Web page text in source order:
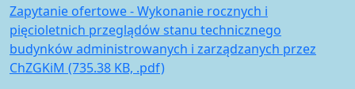
Zapytanie ofertowe - Wykonanie rocznych i
pięcioletnich przeglądów stanu technicznego
budynków administrowanych i zarządzanych przez
ChZGKiM (735.38 KB, .pdf)